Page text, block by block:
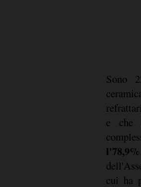
Sono
e che
l'78,9%
cui ha